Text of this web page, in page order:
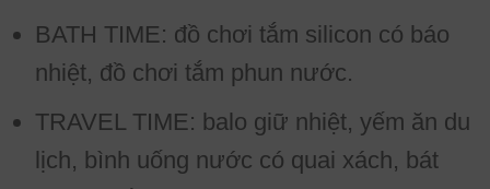
BATH TIME: đồ chơi tắm silicon có báo
nhiệt, đồ chơi tắm phun nước.
TRAVEL TIME: balo giữ nhiệt, yếm ăn du
lịch, bình uống nước có quai xách, bát